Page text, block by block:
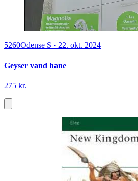
5260Odense S · 22. okt. 2024
Geyser vand hane
275 kr.